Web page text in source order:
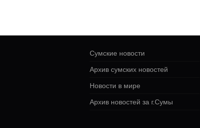
Сумские новости
Архив сумских новостей
Новости в мире
Архив новостей за г.Сумы